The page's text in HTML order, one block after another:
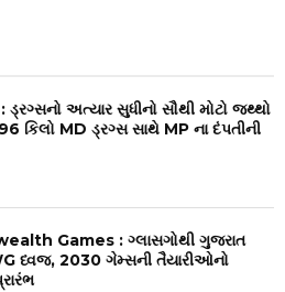
અત્યાર સુધીનો સૌથી મોટો જથ્થો
કિલો MD ડ્રગ્સ સાથે MP ના દંપતીની
Games : ગ્લાસગોથી ગુજરાત
ધ્વજ, 2030 ગેમ્સની તૈયારીઓનો